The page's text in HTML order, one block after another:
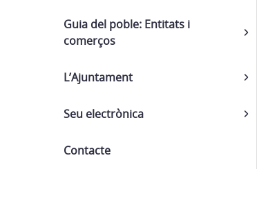
Guia del poble: Entitats i
comerços
L’Ajuntament
Seu electrònica
Contacte